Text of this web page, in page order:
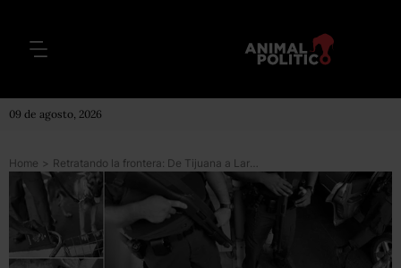
09 de agosto, 2026
Home > Retratando la frontera: De Tijuana a Laredo